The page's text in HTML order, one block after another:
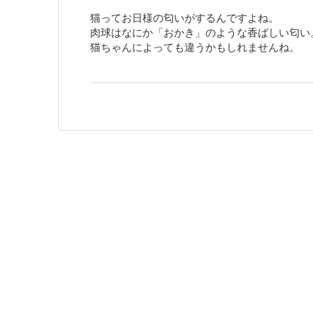
猫ってお日様の匂いがするんですよね。
肉球はなにか「おかき」のような香ばしい匂い
猫ちゃんによっても違うかもしれませんね。